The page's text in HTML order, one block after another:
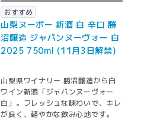
おすすめ
山梨ヌーボー 新酒 白 辛口 勝
沼醸造 ジャパンヌーヴォー 白
2025 750ml (11月3日解禁)
山梨県ワイナリー 勝沼醸造から白
ワイン新酒「ジャパンヌーヴォー
白」。フレッシュな味わいで、キレ
が良く、軽やかな飲み心地です。